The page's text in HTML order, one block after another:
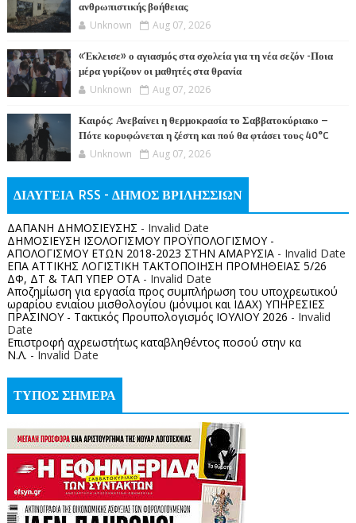
ανθρωπιστικής βοήθειας
Unknown Aug 07, 2026
«Έκλεισε» ο αγιασμός στα σχολεία για τη νέα σεζόν -Ποια
μέρα γυρίζουν οι μαθητές στα θρανία
Unknown Aug 07, 2026
Καιρός: Ανεβαίνει η θερμοκρασία το Σαββατοκύριακο –
Πότε κορυφώνεται η ζέστη και πού θα φτάσει τους 40°C
Unknown Aug 07, 2026
ΔΙΑΥΓΕΙΑ RSS - ΔΗΜΟΣ ΒΡΙΛΗΣΣΙΩΝ
ΔΑΠΑΝΗ ΔΗΜΟΣΙΕΥΣΗΣ - Invalid Date
ΔΗΜΟΣΙΕΥΣΗ ΙΣΟΛΟΓΙΣΜΟΥ ΠΡΟΫΠΟΛΟΓΙΣΜΟΥ -
ΑΠΟΛΟΓΙΣΜΟΥ ΕΤΩΝ 2018-2023 ΣΤΗΝ ΑΜΑΡΥΣΙΑ- Invalid Date
ΕΠΑ ΑΤΤΙΚΗΣ ΛΟΓΙΣΤΙΚΗ ΤΑΚΤΟΠΟΙΗΣΗ ΠΡΟΜΗΘΕΙΑΣ 5/26
ΔΦ, ΔΤ & ΤΑΠ ΥΠΕΡ ΟΤΑ- Invalid Date
Αποζημίωση για εργασία προς συμπλήρωση του υποχρεωτικού
ωραρίου ενιαίου μισθολογίου (μόνιμοι και ΙΔΑΧ) ΥΠΗΡΕΣΙΕΣ
ΠΡΑΣΙΝΟΥ - Τακτικός Προυπολογισμός ΙΟΥΛΙΟΥ 2026 - Invalid
Date
Επιστροφή αχρεωστήτως καταβληθέντος ποσoύ στην κα
Ν.Λ. - Invalid Date
ΤΥΠΟΣ ΣΗΜΕΡΑ